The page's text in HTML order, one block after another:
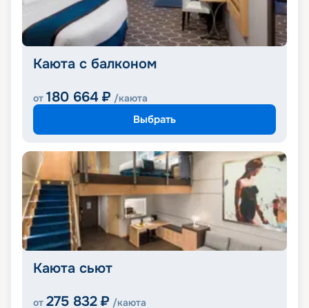
Каюта с балконом
от 180 664 ₽ /каюта
Выбрать
Каюта сьют
от 275 832 ₽ /каюта